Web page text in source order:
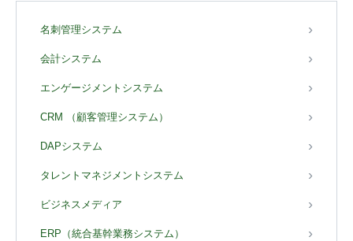
名刺管理システム
会計システム
エンゲージメントシステム
CRM （顧客管理システム）
DAPシステム
タレントマネジメントシステム
ビジネスメディア
ERP（統合基幹業務システム）